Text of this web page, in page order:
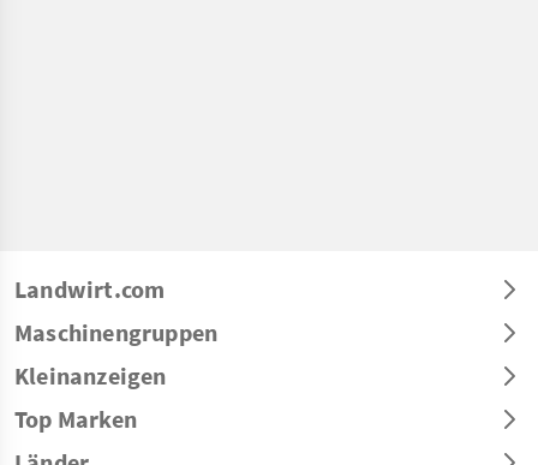
Landwirt.com
Maschinengruppen
Kleinanzeigen
Top Marken